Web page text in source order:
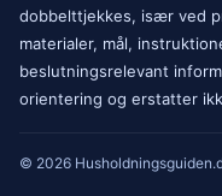
dobbelttjekkes, især ved
materialer, mål,
beslutningsrelevant
orientering og erstatter
© 2026